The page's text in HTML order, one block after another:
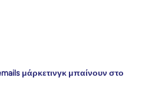
μάρκετινγκ μπαίνουν στο